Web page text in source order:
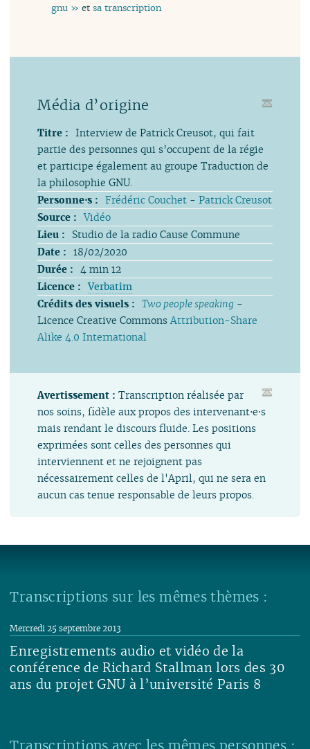
gnu » etsa transcription
Média d’origine
Titre : Interview de Patrick Creusot, qui fait
partie des personnes qui s’occupent de la régie
et participe également au groupe Traduction de
la philosophie GNU.
Personne⋅s : Frédéric Couchet - Patrick Creusot
Source : Vidéo
Lieu :
Studio de la radio Cause Commune
Date : 18/02/2020
Durée : 4 min 12
Licence : Verbatim
Crédits des visuels : Two people speaking -
Licence Creative CommonsAttribution-Share
Alike 4.0 International
Avertissement :Transcription réalisée par
nos soins, fidèle aux propos des intervenant⋅e⋅s
mais rendant le discours fluide. Les positions
exprimées sont celles des personnes qui
interviennent et ne rejoignent pas
nécessairement celles de l'April, qui ne sera en
aucun cas tenue responsable de leurs propos.
Transcriptions sur les mêmes thèmes :
Enregistrements audio et vidéo de la
conférence de Richard Stallman lors des 30
ans du projet GNU à l’université Paris 8
Mercredi 25 septembre 2013